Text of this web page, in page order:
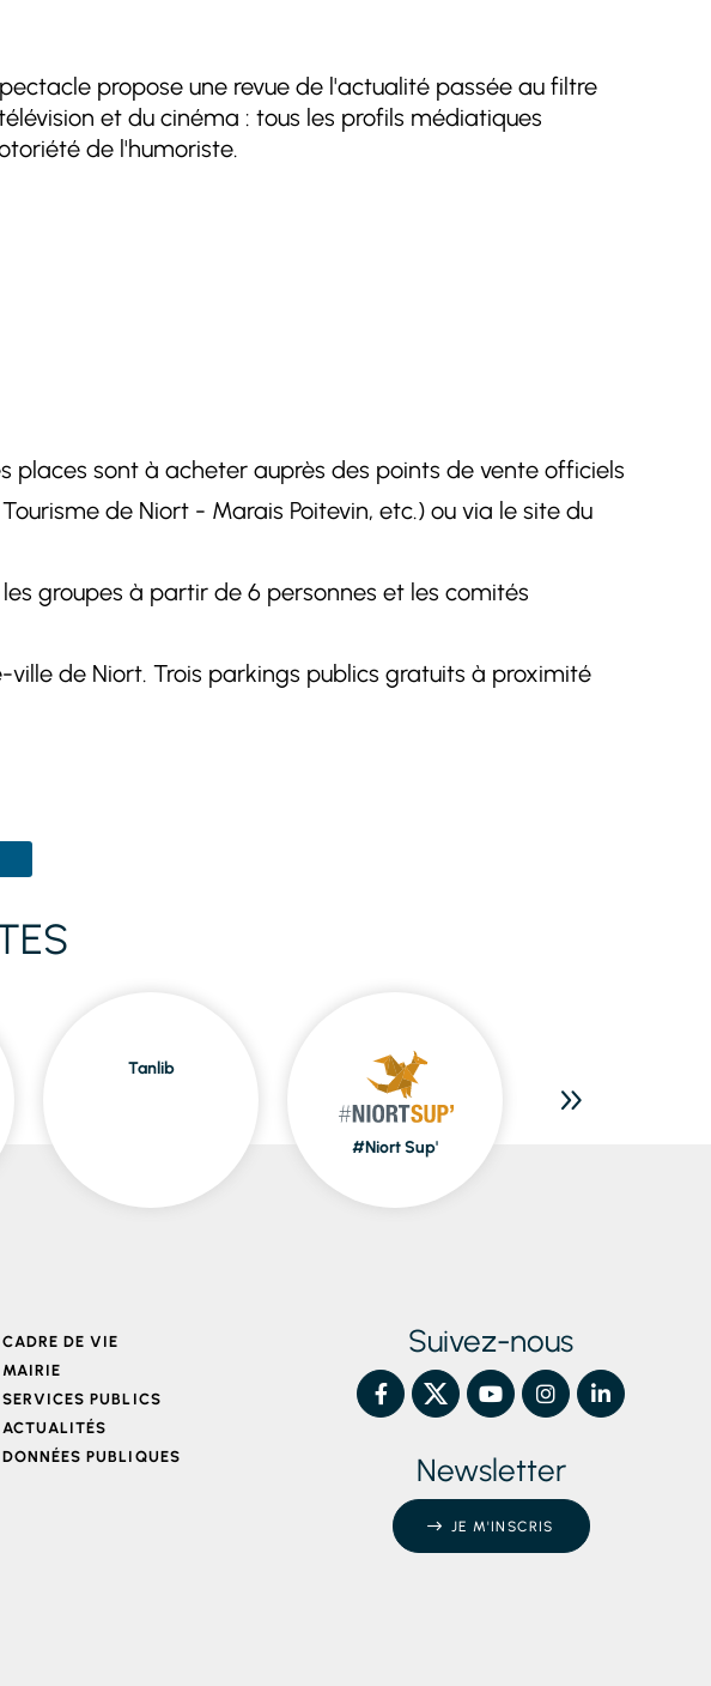
propose une revue de l'actualité passée au filtre
et du cinéma : tous les profils médiatiques
de l'humoriste.
places sont à acheter auprès des points de vente officiels
de Niort - Marais Poitevin, etc.) ou via le site du
groupes à partir de 6 personnes et les comités
de Niort. Trois parkings publics gratuits à proximité
Tanlib
#Niort Sup'
CADRE DE VIE
MAIRIE
SERVICES PUBLICS
ACTUALITÉS
DONNÉES PUBLIQUES
Suivez-nous
Newsletter
JE M'INSCRIS